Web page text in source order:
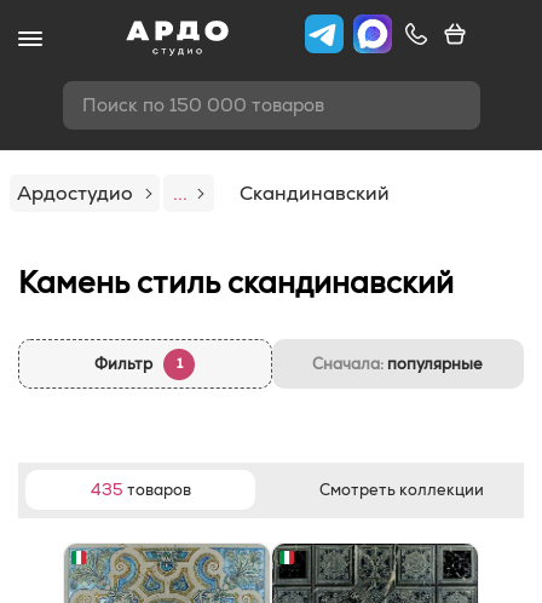
Поиск по 150 000 товаров
Ардостудио ... Скандинавский
Камень стиль скандинавский
Фильтр 1 Сначала: популярные
435 товаров Смотреть коллекции